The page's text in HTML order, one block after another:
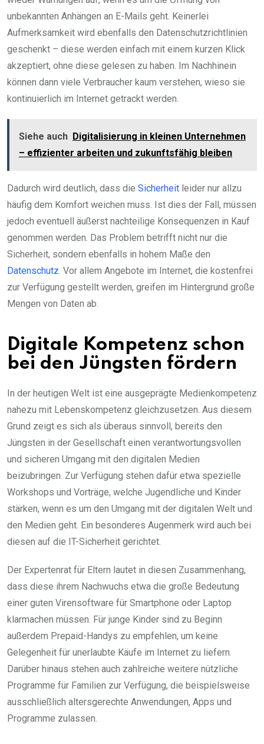
unbekannten Anhängen an E-Mails geht. Keinerlei
Aufmerksamkeit wird ebenfalls den Datenschutzrichtlinien
geschenkt – diese werden einfach mit einem kurzen Klick
akzeptiert, ohne diese gelesen zu haben. Im Nachhinein
können dann viele Verbraucher kaum verstehen, wieso sie
kontinuierlich im Internet getrackt werden.
Siehe auch Digitalisierung in kleinen Unternehmen
– effizienter arbeiten und zukunftsfähig bleiben
Dadurch wird deutlich, dass die Sicherheit leider nur allzu
häufig dem Komfort weichen muss. Ist dies der Fall, müssen
jedoch eventuell äußerst nachteilige Konsequenzen in Kauf
genommen werden. Das Problem betrifft nicht nur die
Sicherheit, sondern ebenfalls in hohem Maße den
Datenschutz. Vor allem Angebote im Internet, die kostenfrei
zur Verfügung gestellt werden, greifen im Hintergrund große
Mengen von Daten ab.
Digitale Kompetenz schon
bei den Jüngsten fördern
In der heutigen Welt ist eine ausgeprägte Medienkompetenz
nahezu mit Lebenskompetenz gleichzusetzen. Aus diesem
Grund zeigt es sich als überaus sinnvoll, bereits den
Jüngsten in der Gesellschaft einen verantwortungsvollen
und sicheren Umgang mit den digitalen Medien
beizubringen. Zur Verfügung stehen dafür etwa spezielle
Workshops und Vorträge, welche Jugendliche und Kinder
stärken, wenn es um den Umgang mit der digitalen Welt und
den Medien geht. Ein besonderes Augenmerk wird auch bei
diesen auf die IT-Sicherheit gerichtet.
Der Expertenrat für Eltern lautet in diesen Zusammenhang,
dass diese ihrem Nachwuchs etwa die große Bedeutung
einer guten Virensoftware für Smartphone oder Laptop
klarmachen müssen. Für junge Kinder sind zu Beginn
außerdem Prepaid-Handys zu empfehlen, um keine
Gelegenheit für unerlaubte Käufe im Internet zu liefern.
Darüber hinaus stehen auch zahlreiche weitere nützliche
Programme für Familien zur Verfügung, die beispielsweise
ausschließlich altersgerechte Anwendungen, Apps und
Programme zulassen.